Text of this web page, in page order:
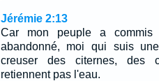
Jérémie 2:13
Car mon peuple a
abandonné, moi qui suis
creuser des citernes, des
retiennent pas l'eau.